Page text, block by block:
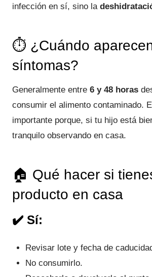
infección en sí, sino la
⏱️ ¿Cuándo
síntomas?
Generalmente entre 6 y 48 horas
consumir el alimento contaminado.
importante porque, si tu hijo está
tranquilo observando en casa.
🏠 Qué hacer si
producto en casa
✔️ Sí:
Revisar lote y fecha de
No consumirlo.